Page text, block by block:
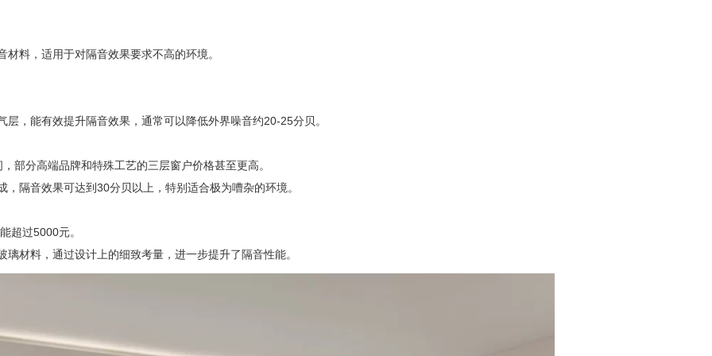
，适用于对隔音效果要求不高的环境。
能有效提升隔音效果，通常可以降低外界噪音约20-25分贝。
分高端品牌和特殊工艺的三层窗户价格甚至更高。
音效果可达到30分贝以上，特别适合极为嘈杂的环境。
过5000元。
料，通过设计上的细致考量，进一步提升了隔音性能。